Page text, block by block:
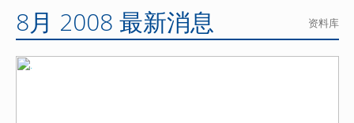
8月 2008 最新消息 资料库